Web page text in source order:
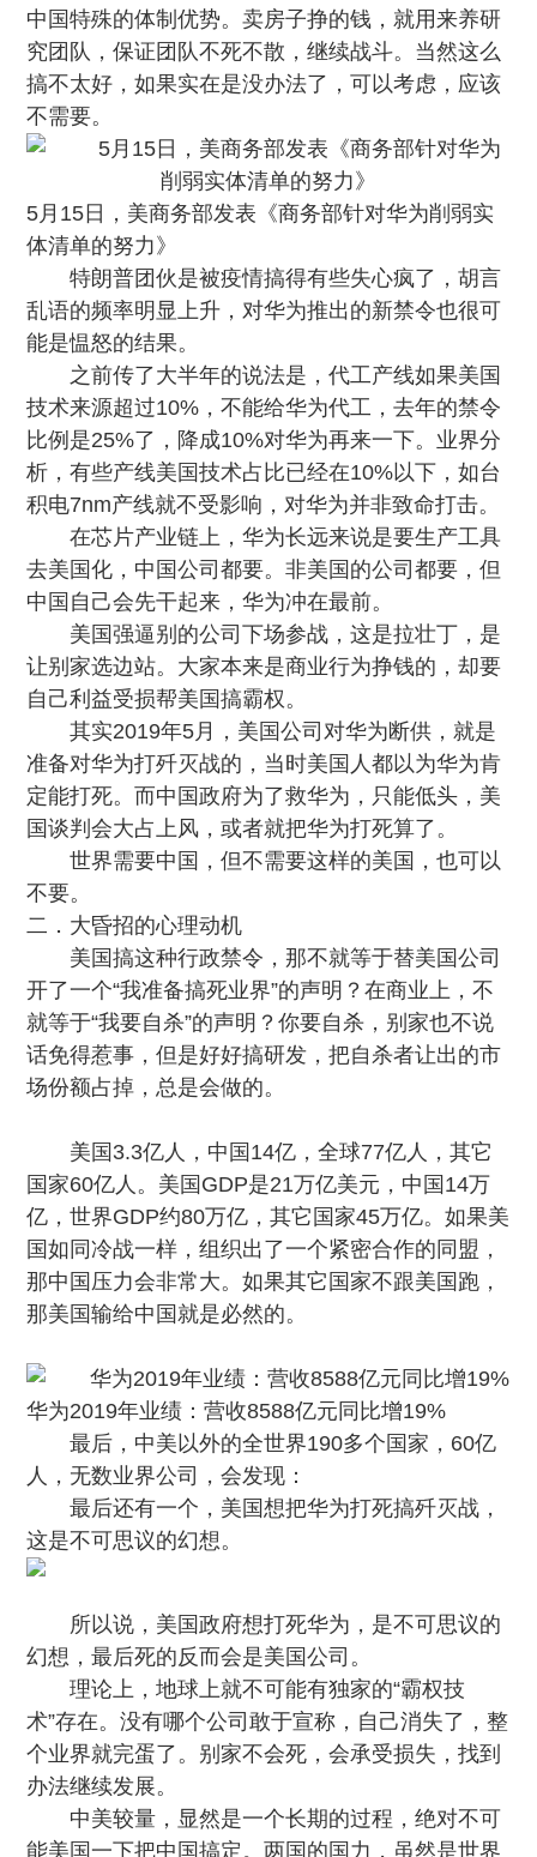
中国特殊的体制优势。卖房子挣的钱，就用来养研
究团队，保证团队不死不散，继续战斗。当然这么
搞不太好，如果实在是没办法了，可以考虑，应该
不需要。
5月15日，美商务部发表《商务部针对华为削弱实
体清单的努力》
特朗普团伙是被疫情搞得有些失心疯了，胡言
乱语的频率明显上升，对华为推出的新禁令也很可
能是愠怒的结果。
之前传了大半年的说法是，代工产线如果美国
技术来源超过10%，不能给华为代工，去年的禁令
比例是25%了，降成10%对华为再来一下。业界分
析，有些产线美国技术占比已经在10%以下，如台
积电7nm产线就不受影响，对华为并非致命打击。
在芯片产业链上，华为长远来说是要生产工具
去美国化，中国公司都要。非美国的公司都要，但
中国自己会先干起来，华为冲在最前。
美国强逼别的公司下场参战，这是拉壮丁，是
让别家选边站。大家本来是商业行为挣钱的，却要
自己利益受损帮美国搞霸权。
其实2019年5月，美国公司对华为断供，就是
准备对华为打歼灭战的，当时美国人都以为华为肯
定能打死。而中国政府为了救华为，只能低头，美
国谈判会大占上风，或者就把华为打死算了。
世界需要中国，但不需要这样的美国，也可以
不要。
二．大昏招的心理动机
美国搞这种行政禁令，那不就等于替美国公司
开了一个“我准备搞死业界”的声明？在商业上，不
就等于“我要自杀”的声明？你要自杀，别家也不说
话免得惹事，但是好好搞研发，把自杀者让出的市
场份额占掉，总是会做的。
美国3.3亿人，中国14亿，全球77亿人，其它
国家60亿人。美国GDP是21万亿美元，中国14万
亿，世界GDP约80万亿，其它国家45万亿。如果美
国如同冷战一样，组织出了一个紧密合作的同盟，
那中国压力会非常大。如果其它国家不跟美国跑，
那美国输给中国就是必然的。
华为2019年业绩：营收8588亿元同比增19%
最后，中美以外的全世界190多个国家，60亿
人，无数业界公司，会发现：
最后还有一个，美国想把华为打死搞歼灭战，
这是不可思议的幻想。
所以说， 美国政府想打死华为，是不可思议的
幻想，最后死的反而会是美国公司 。
理论上，地球上就不可能有独家的“霸权技
术”存在。没有哪个公司敢于宣称，自己消失了，整
个业界就完蛋了。别家不会死，会承受损失，找到
办法继续发展。
中美较量，显然是一个长期的过程，绝对不可
能美国一下把中国搞定。两国的国力，虽然是世界